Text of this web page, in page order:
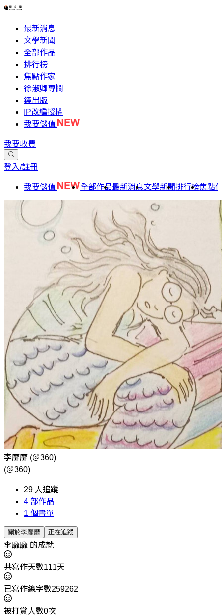
最新消息
文學新聞
全部作品
排行榜
焦點作家
徐淑卿專欄
鏡出版
IP改編授權
我要儲值
我要收費
登入/註冊
我要儲值 全部作品最新消息文學新聞排行榜焦點
李靡靡 (＠360)
(＠360)
29 人追蹤
4 部作品
1 個書單
關於李靡靡 正在追蹤
李靡靡 的成就
共寫作天數111天
已寫作總字數259262
被打賞人數0次